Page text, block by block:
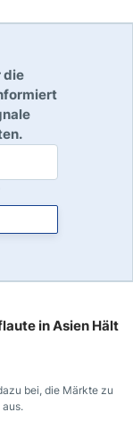
die
in Asien Hält
bei, die Märkte zu